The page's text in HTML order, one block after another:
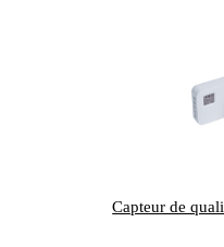
Capteur de